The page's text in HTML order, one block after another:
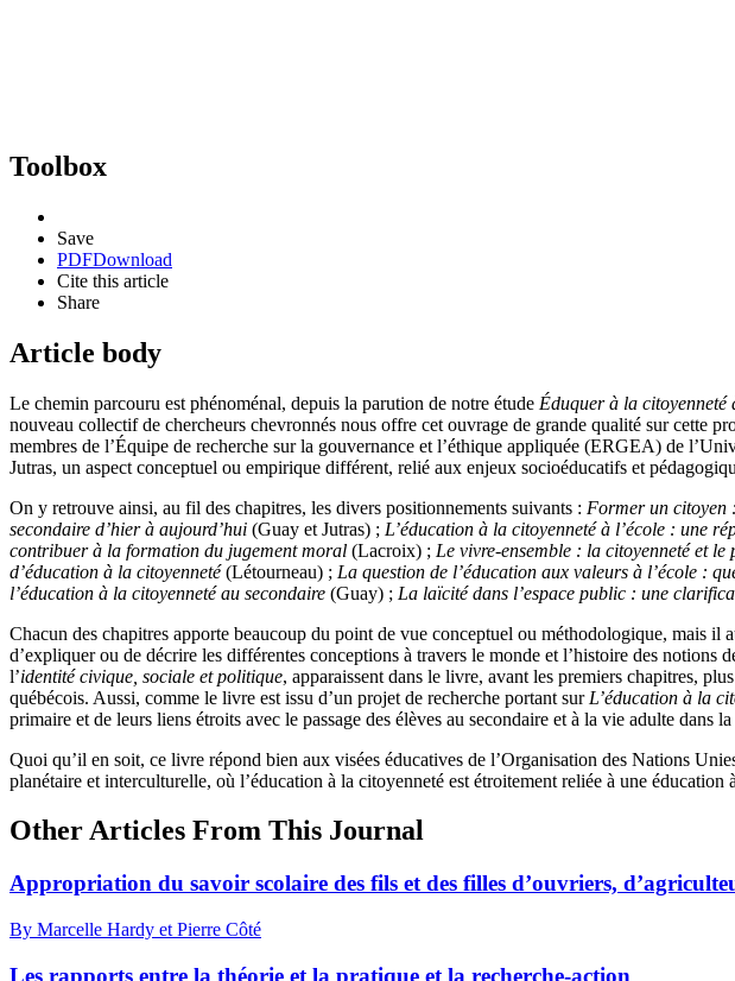
Toolbox
Save
PDFDownload
Cite this article
Share
Article body
Le chemin parcouru est phénoménal, depuis la parution de notre étude Éduquer à la citoyenneté
nouveau collectif de chercheurs chevronnés nous offre cet ouvrage de grande qualité sur cette
membres de l’Équipe de recherche sur la gouvernance et l’éthique appliquée (ERGEA) de
Jutras, un aspect conceptuel ou empirique différent, relié aux enjeux socioéducatifs et
On y retrouve ainsi, au fil des chapitres, les divers positionnements suivants : Former un citoyen
secondaire d’hier à aujourd’hui (Guay et Jutras) ; L’éducation à la citoyenneté à l’école : une
contribuer à la formation du jugement moral (Lacroix) ; Le vivre-ensemble : la citoyenneté et
d’éducation à la citoyenneté(Létourneau) ; La question de l’éducation aux valeurs à l’école :
l’éducation à la citoyenneté au secondaire (Guay) ; La laïcité dans l’espace public : une
Chacun des chapitres apporte beaucoup du point de vue conceptuel ou méthodologique, mais
d’expliquer ou de décrire les différentes conceptions à travers le monde et l’histoire des notions
l’identité civique, sociale et politique, apparaissent dans le livre, avant les premiers chapitres,
québécois. Aussi, comme le livre est issu d’un projet de recherche portant sur L’éducation à la
primaire et de leurs liens étroits avec le passage des élèves au secondaire et à la vie adulte dans la
Quoi qu’il en soit, ce livre répond bien aux visées éducatives de l’Organisation des Nations
planétaire et interculturelle, où l’éducation à la citoyenneté est étroitement reliée à une
Other Articles From This Journal
Appropriation du savoir scolaire des fils et des filles d’ouvriers,
By Marcelle Hardy et Pierre Côté
Les rapports entre la théorie et la pratique et la recherche-action